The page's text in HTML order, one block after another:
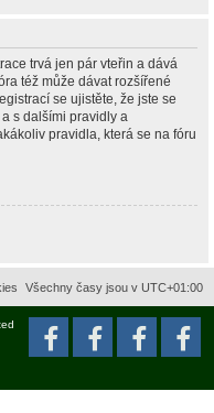
trvá jen pár vteřin a dává
též může dávat rozšířené
se ujistěte, že jste se
s dalšími pravidly a
pravidla, která se na fóru
Všechny časy jsou v UTC+01:00